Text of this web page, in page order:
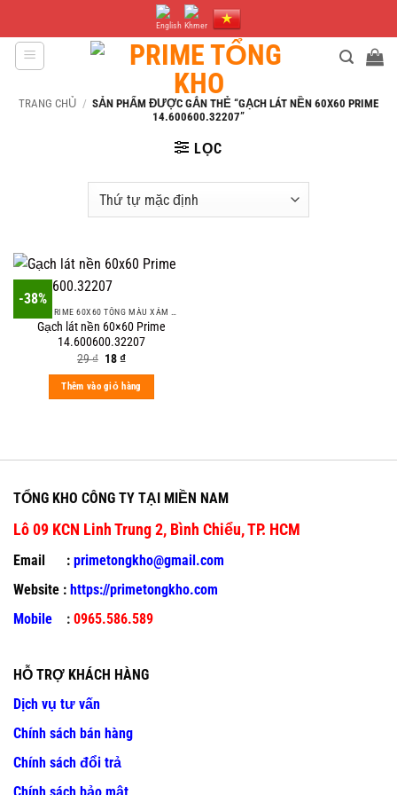
TRANG CHỦ / SẢN PHẨM ĐƯỢC GẮN THẺ “GẠCH LÁT NỀN 60X60 PRIME
14.600600.32207”
LỌC
-38%
Gạch lát nền 60×60 Prime
14.600600.32207
29₫ Original
was:
29 ₫.
18₫Current
is:
18 ₫.
Thêm vào giỏ hàng
TỔNG KHO CÔNG TY TẠI MIỀN NAM
Lô 09 KCN Linh Trung 2, Bình Chiểu, TP. HCM
Email : primetongkho@gmail.com
Website : https://primetongkho.com
Mobile : 0965.586.589
HỖ TRỢ KHÁCH HÀNG
Dịch vụ tư vấn
Chính sách bán hàng
Chính sách đổi trả